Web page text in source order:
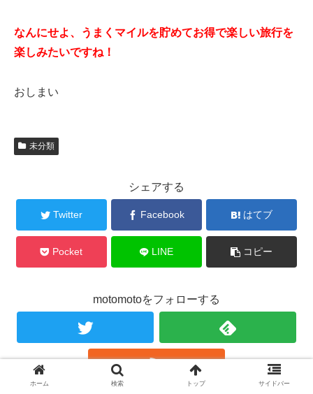
なんにせよ、うまくマイルを貯めてお得で楽しい旅行を
楽しみたいですね！
おしまい
未分類
シェアする
Twitter Facebook はてブ
Pocket LINE コピー
motomotoをフォローする
ホーム 検索 トップ サイドバー